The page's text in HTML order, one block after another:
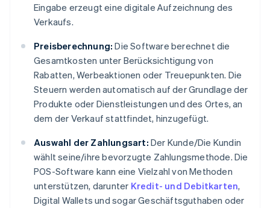
Eingabe erzeugt eine digitale Aufzeichnung des
Verkaufs.
Preisberechnung: Die Software berechnet die
Gesamtkosten unter Berücksichtigung von
Rabatten, Werbeaktionen oder Treuepunkten. Die
Steuern werden automatisch auf der Grundlage der
Produkte oder Dienstleistungen und des Ortes, an
dem der Verkauf stattfindet, hinzugefügt.
Auswahl der Zahlungsart: Der Kunde/Die Kundin
wählt seine/ihre bevorzugte Zahlungsmethode. Die
POS-Software kann eine Vielzahl von Methoden
unterstützen, darunter Kredit- und Debitkarten,
Digital Wallets und sogar Geschäftsguthaben oder